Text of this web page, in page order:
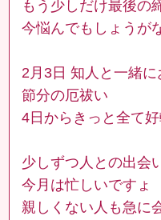
もう少しだけ最後の
今悩んでもしょうが
2月3日 知人と一緒に
節分の厄祓い
4日からきっと全て
少しずつ人との出会
今月は忙しいですょ
親しくない人も急に